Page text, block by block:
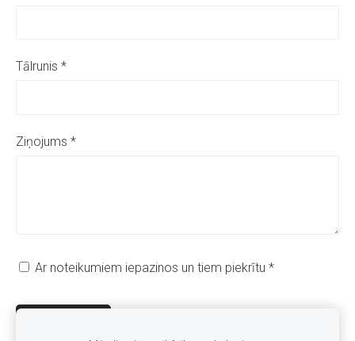
Tālrunis *
Ziņojums *
Ar noteikumiem iepazinos un tiem piekrītu *